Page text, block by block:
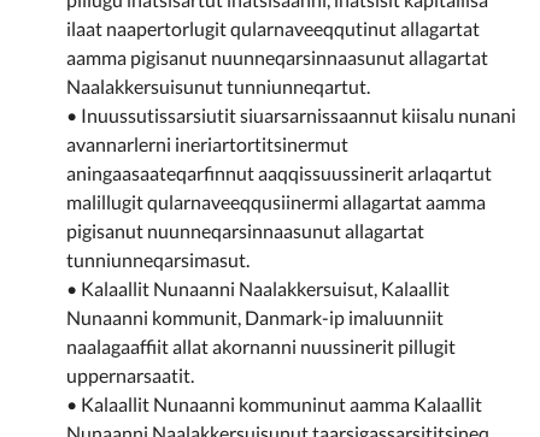
ilaat naapertorlugit qularnaveeqqutinut allagartat
aamma pigisanut nuunneqarsinnaasunut allagartat
Naalakkersuisunut tunniunneqartut.
• Inuussutissarsiutit siuarsarnissaannut kiisalu nunani
avannarlerni ineriartortitsinermut
aningaasaateqarfinnut aaqqissuussinerit arlaqartut
malillugit qularnaveeqqusiinermi allagartat aamma
pigisanut nuunneqarsinnaasunut allagartat
tunniunneqarsimasut.
• Kalaallit Nunaanni Naalakkersuisut, Kalaallit
Nunaanni kommunit, Danmark-ip imaluunniit
naalagaaffiit allat akornanni nuussinerit pillugit
uppernarsaatit.
• Kalaallit Nunaanni kommuninut aamma Kalaallit